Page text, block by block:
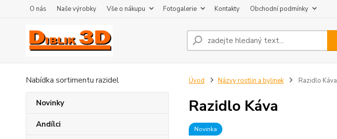
O nás Naše výrobky Vše o nákupu Fotogalerie Kontakty Obchodní podmínky
Nabídka sortimentu razidel
Novinky
Andílci
Úvod Názvy rostlin a bylinek Razidlo Káva
Razidlo Káva
Novinka